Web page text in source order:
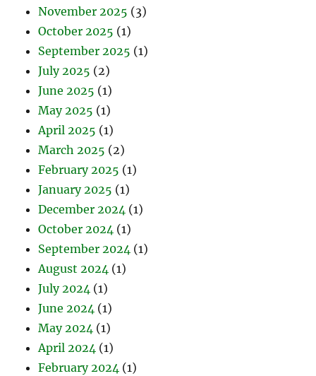
November 2025 (3)
October 2025 (1)
September 2025 (1)
July 2025 (2)
June 2025 (1)
May 2025 (1)
April 2025 (1)
March 2025 (2)
February 2025 (1)
January 2025 (1)
December 2024 (1)
October 2024 (1)
September 2024 (1)
August 2024 (1)
July 2024 (1)
June 2024 (1)
May 2024 (1)
April 2024 (1)
February 2024 (1)